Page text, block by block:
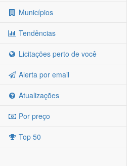
Municípios
Tendências
Licitações perto de você
Alerta por email
Atualizações
Por preço
Top 50